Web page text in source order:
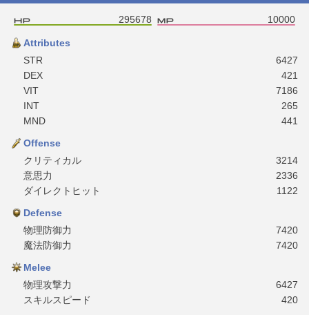
295678 10000
Attributes
STR
6427
DEX
421
VIT
7186
INT
265
MND
441
Offense
クリティカル
3214
意思力
2336
ダイレクトヒット
1122
Defense
物理防御力
7420
魔法防御力
7420
Melee
物理攻撃力
6427
スキルスピード
420